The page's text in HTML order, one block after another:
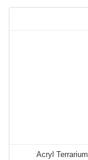
Acryl